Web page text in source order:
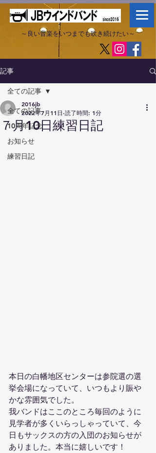
～良い音楽をいつまでも吹き続けたい～​
記事
全ての記事
10周年記念
お知らせ
練習日記
全ての記事
７月10日練習日記
2016jb
2022年7月11日 読了時間: 1分
本日の白幡地区センターは参院選の選
挙会場になっていて、いつもより賑や
かな雰囲気でした。
我バンドはここのところ毎回のように
見学者が多くいらっしゃっていて、今
日もサックスの方の入団のお知らせが
ありました。本当に嬉しいです！